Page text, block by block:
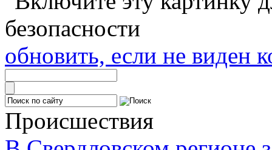
обновить, если не виден
Происшествия